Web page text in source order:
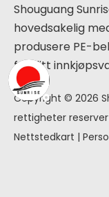
Shouguang
hovedsakelig
produsere PE-
for ditt
Copyright © 2026
rettigheter
Nettstedkart |